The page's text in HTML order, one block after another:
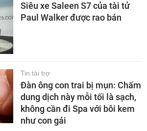
Siêu xe Saleen S7 của tài tử
Paul Walker được rao bán
Tin tài trợ
Đàn ông con trai bị mụn: Chấm
dung dịch này mỗi tối là sạch,
không cần đi Spa với bôi kem
như con gái